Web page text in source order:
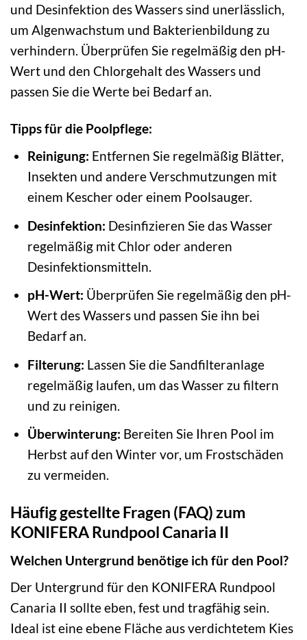
und Desinfektion des Wassers sind unerlässlich,
um Algenwachstum und Bakterienbildung zu
verhindern. Überprüfen Sie regelmäßig den pH-
Wert und den Chlorgehalt des Wassers und
passen Sie die Werte bei Bedarf an.
Tipps für die Poolpflege:
Reinigung: Entfernen Sie regelmäßig Blätter,
Insekten und andere Verschmutzungen mit
einem Kescher oder einem Poolsauger.
Desinfektion: Desinfizieren Sie das Wasser
regelmäßig mit Chlor oder anderen
Desinfektionsmitteln.
pH-Wert: Überprüfen Sie regelmäßig den pH-
Wert des Wassers und passen Sie ihn bei
Bedarf an.
Filterung: Lassen Sie die Sandfilteranlage
regelmäßig laufen, um das Wasser zu filtern
und zu reinigen.
Überwinterung: Bereiten Sie Ihren Pool im
Herbst auf den Winter vor, um Frostschäden
zu vermeiden.
Häufig gestellte Fragen (FAQ) zum
KONIFERA Rundpool Canaria II
Welchen Untergrund benötige ich für den Pool?
Der Untergrund für den KONIFERA Rundpool
Canaria II sollte eben, fest und tragfähig sein.
Ideal ist eine ebene Fläche aus verdichtetem Kies